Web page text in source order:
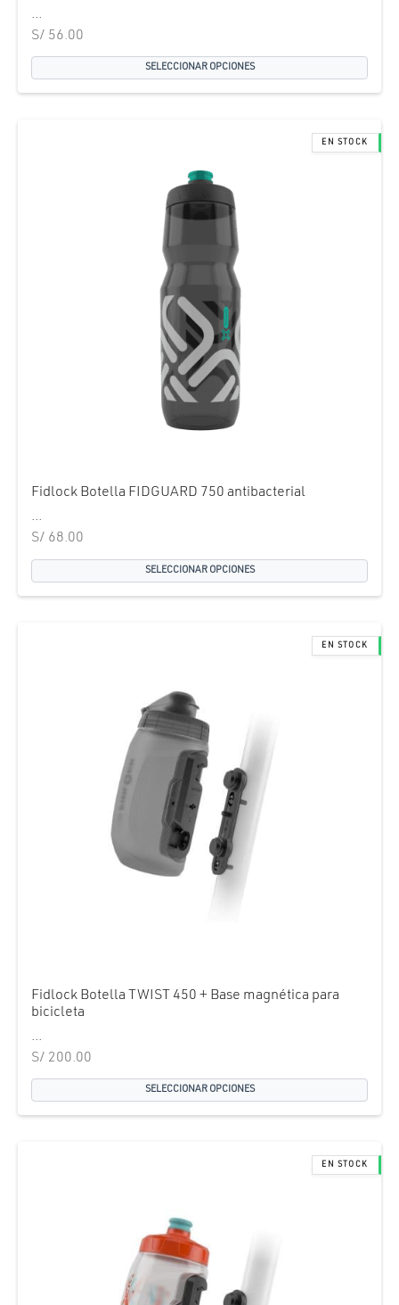
...
S/ 56.00
SELECCIONAR OPCIONES
Fidlock Botella FIDGUARD 750 antibacterial
...
S/ 68.00
SELECCIONAR OPCIONES
Fidlock Botella TWIST 450 + Base magnética para
bicicleta
...
S/ 200.00
SELECCIONAR OPCIONES